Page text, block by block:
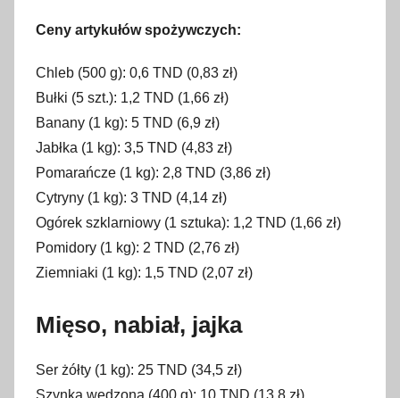
Ceny artykułów spożywczych:
Chleb (500 g): 0,6 TND (0,83 zł)
Bułki (5 szt.): 1,2 TND (1,66 zł)
Banany (1 kg): 5 TND (6,9 zł)
Jabłka (1 kg): 3,5 TND (4,83 zł)
Pomarańcze (1 kg): 2,8 TND (3,86 zł)
Cytryny (1 kg): 3 TND (4,14 zł)
Ogórek szklarniowy (1 sztuka): 1,2 TND (1,66 zł)
Pomidory (1 kg): 2 TND (2,76 zł)
Ziemniaki (1 kg): 1,5 TND (2,07 zł)
Mięso, nabiał, jajka
Ser żółty (1 kg): 25 TND (34,5 zł)